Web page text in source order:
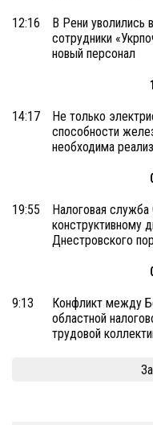
12:16
В Рени уволились
сотрудники
новый персонал
14:17
Не только
способности
необходима
19:55
Налоговая служба
конструктивному
Днестровского
9:13
Конфликт между
областной
трудовой